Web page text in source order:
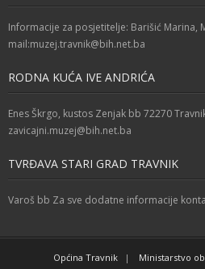
Informacije za posjetitelje: Barišić Marina,
mail:muzej.travnik@bih.net.ba
RODNA KUĆA IVE ANDRIĆA
Enes Škrgo, kustos Zenjak bb 72270
zavicajni.muzej@bih.net.ba
TVRĐAVA STARI GRAD TRAVNIK
Varoš bb Za sve dodatne informacije
Općina Travnik
Ministarstvo